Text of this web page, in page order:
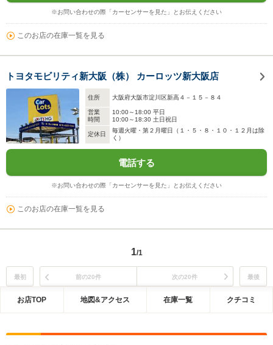
※お問い合わせの際「カーセンサーを見た」とお伝えください
このお店の在庫一覧を見る
トヨタモビリティ新大阪（株） カーロッツ新大阪店
住所 大阪府大阪市淀川区新高４－１５－８４
営業
時間
10:00～18:00 平日
10:00～18:30 土日祝日
定休日
毎週火曜・第２月曜日（１・５・８・１０・１２月は除
く）
電話する
※お問い合わせの際「カーセンサーを見た」とお伝えください
このお店の在庫一覧を見る
1/1
最初 前の20件 次の20件 最後
お店TOP 地図&アクセス 在庫一覧 クチコミ